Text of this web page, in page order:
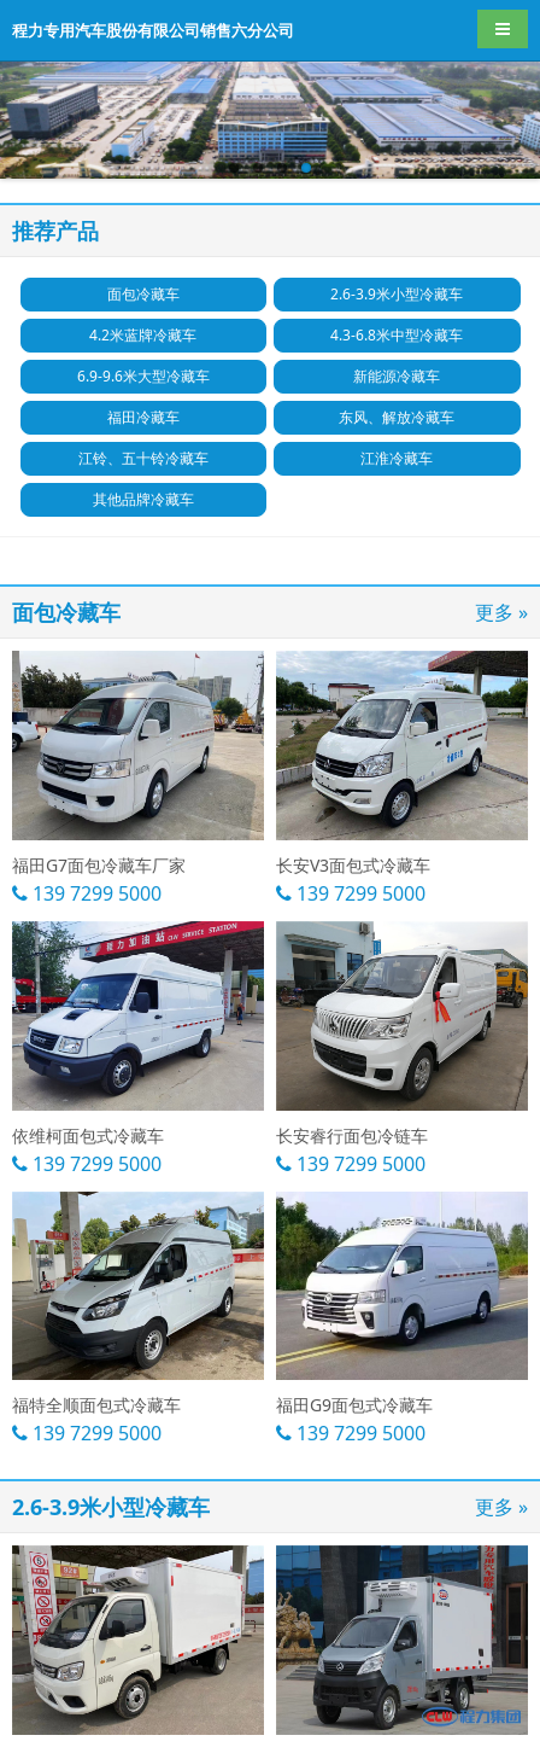
程力专用汽车股份有限公司销售六分公司 导航
推荐产品
面包冷藏车
2.6-3.9米小型冷藏车
4.2米蓝牌冷藏车
4.3-6.8米中型冷藏车
6.9-9.6米大型冷藏车
新能源冷藏车
福田冷藏车
东风、解放冷藏车
江铃、五十铃冷藏车
江淮冷藏车
其他品牌冷藏车
面包冷藏车 更多 »
福田G7面包冷藏车厂家
139 7299 5000
长安V3面包式冷藏车
139 7299 5000
依维柯面包式冷藏车
139 7299 5000
长安睿行面包冷链车
139 7299 5000
福特全顺面包式冷藏车
139 7299 5000
福田G9面包式冷藏车
139 7299 5000
2.6-3.9米小型冷藏车 更多 »